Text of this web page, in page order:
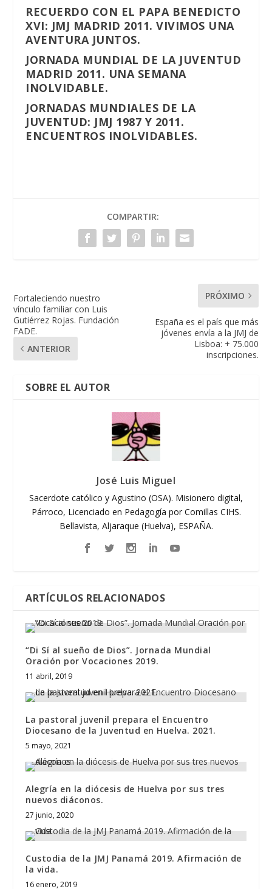
RECUERDO CON EL PAPA BENEDICTO
XVI: JMJ MADRID 2011. VIVIMOS UNA
AVENTURA JUNTOS.
JORNADA MUNDIAL DE LA JUVENTUD
MADRID 2011. UNA SEMANA
INOLVIDABLE.
JORNADAS MUNDIALES DE LA
JUVENTUD: JMJ 1987 Y 2011.
ENCUENTROS INOLVIDABLES.
COMPARTIR:
Fortaleciendo nuestro
vínculo familiar con Luis
Gutiérrez Rojas. Fundación
FADE.
ANTERIOR
PRÓXIMO
España es el país que más
jóvenes envía a la JMJ de
Lisboa: + 75.000
inscripciones.
SOBRE EL AUTOR
José Luis Miguel
Sacerdote católico y Agustino (OSA). Misionero digital,
Párroco, Licenciado en Pedagogía por Comillas CIHS.
Bellavista, Aljaraque (Huelva), ESPAÑA.
ARTÍCULOS RELACIONADOS
“Di Sí al sueño de Dios”. Jornada Mundial
Oración por Vocaciones 2019.
11 abril, 2019
La pastoral juvenil prepara el Encuentro
Diocesano de la Juventud en Huelva. 2021.
5 mayo, 2021
Alegría en la diócesis de Huelva por sus tres
nuevos diáconos.
27 junio, 2020
Custodia de la JMJ Panamá 2019. Afirmación de
la vida.
16 enero, 2019